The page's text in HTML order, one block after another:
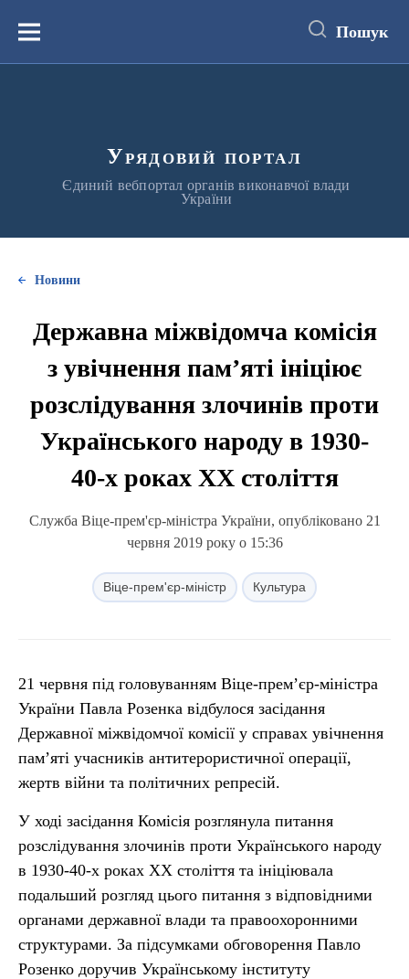
вмістуМеню Пошук
Урядовий портал
Єдиний вебпортал органів виконавчої влади
України
Новини
Державна міжвідомча комісія
з увічнення пам’яті ініціює
розслідування злочинів проти
Українського народу в 1930-
40-х роках ХХ століття
Служба Віце-прем'єр-міністра України, опубліковано 21
червня 2019 року о 15:36
Віце-прем'єр-міністр Культура
21 червня під головуванням Віце-прем’єр-міністра
України Павла Розенка відбулося засідання
Державної міжвідомчої комісії у справах увічнення
пам’яті учасників антитерористичної операції,
жертв війни та політичних репресій.
У ході засідання Комісія розглянула питання
розслідування злочинів проти Українського народу
в 1930-40-х роках ХХ століття та ініціювала
подальший розгляд цього питання з відповідними
органами державної влади та правоохоронними
структурами. За підсумками обговорення Павло
Розенко доручив Українському інституту